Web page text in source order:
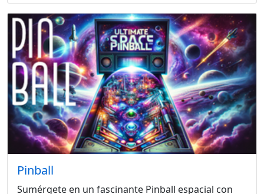
Pinball
Sumérgete en un fascinante Pinball espacial con